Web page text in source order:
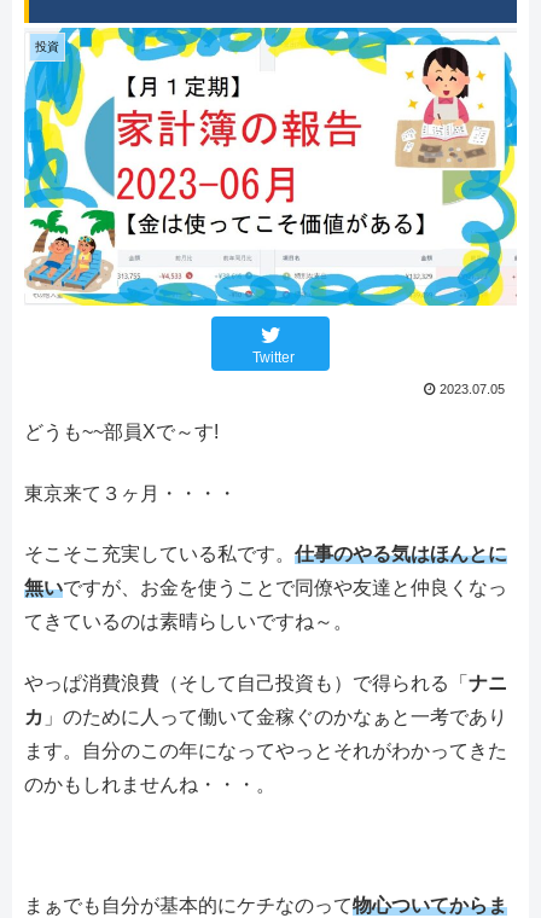
投資
Twitter
2023.07.05
どうも~~部員Xで～す!
東京来て３ヶ月・・・・
そこそこ充実している私です。 仕事のやる気はほんとに
無いですが、お金を使うことで同僚や友達と仲良くなっ
てきているのは素晴らしいですね～。
やっぱ消費浪費（そして自己投資も）で得られる「 ナニ
カ 」のために人って働いて金稼ぐのかなぁと一考であり
ます。自分のこの年になってやっとそれがわかってきた
のかもしれませんね・・・。
まぁでも自分が基本的にケチなのって物心ついてからま